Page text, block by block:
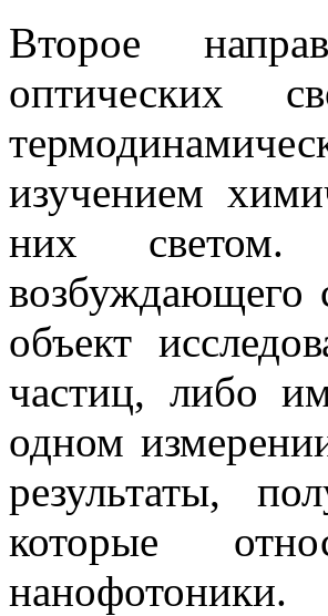
Второе
оптических
изучением
них светом.
возбуждающего
объект
частиц, либо
одном
результаты,
которые
нанофотоники.